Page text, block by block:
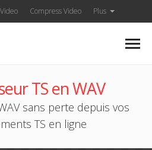
Compress Video Plus
TS en WAV
sans perte depuis vos
TS en ligne